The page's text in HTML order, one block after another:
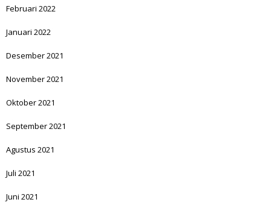
Februari 2022
Januari 2022
Desember 2021
November 2021
Oktober 2021
September 2021
Agustus 2021
Juli 2021
Juni 2021